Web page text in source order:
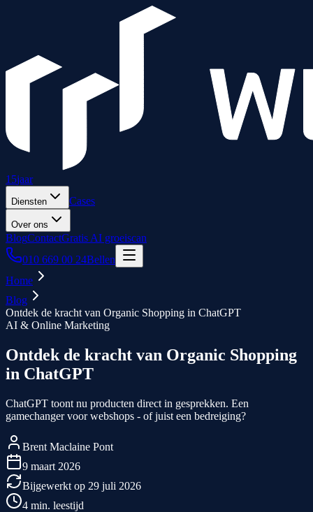
15jaar
Diensten Cases
Over ons
BlogContactGratis AI groeiscan
010 669 00 24Bellen
Home
Blog
Ontdek de kracht van Organic Shopping in ChatGPT
AI & Online Marketing
Ontdek de kracht van Organic Shopping
in ChatGPT
ChatGPT toont nu producten direct in gesprekken. Een
gamechanger voor webshops - of juist een bedreiging?
Brent Maclaine Pont
9 maart 2026
Bijgewerkt op 29 juli 2026
4 min. leestijd